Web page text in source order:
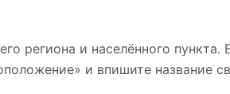
региона и населённого
и впишите название